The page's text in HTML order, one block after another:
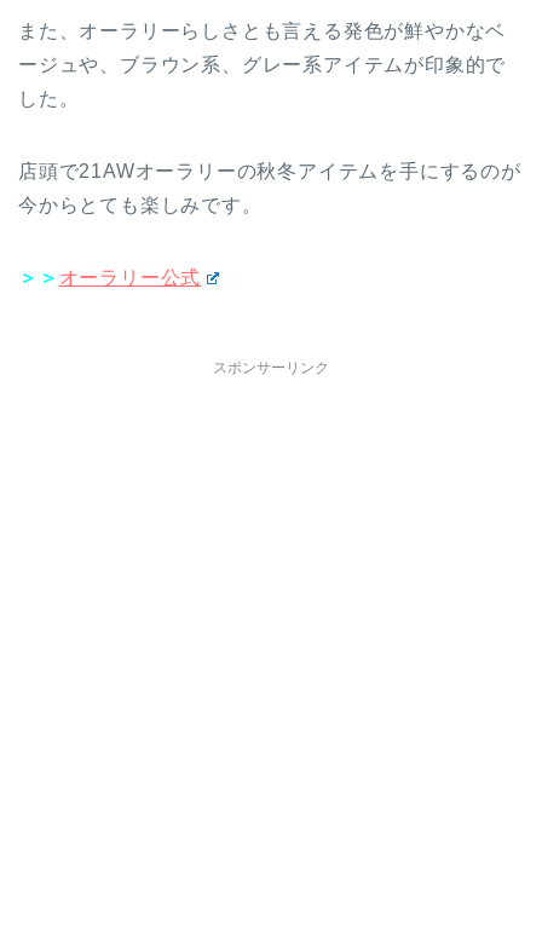
また、オーラリーらしさとも言える発色が鮮やかなベ
ージュや、ブラウン系、グレー系アイテムが印象的で
した。
店頭で21AWオーラリーの秋冬アイテムを手にするのが
今からとても楽しみです。
＞＞ オーラリー公式
スポンサーリンク